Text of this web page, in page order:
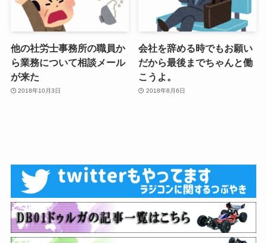
他の社労士事務所の職員か
ら業務について相談メール
が来た
2018年10月3日
会社を辞める時でもお願い
だから最後までちゃんと働
こうよ。
2018年8月6日